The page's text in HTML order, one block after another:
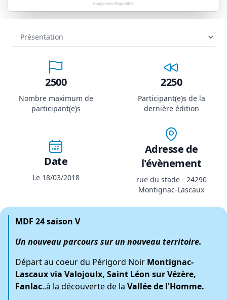
2500
Nombre maximum de
participant(e)s
2250
Participant(e)s de la
dernière édition
Date
Le 18/03/2018
Adresse de
l'évènement
rue du stade - 24290
Montignac-Lascaux
MDF 24 saison V
Un nouveau parcours sur un nouveau territoire.
Départ au coeur du Périgord Noir Montignac-
Lascaux via Valojoulx, Saint Léon sur Vézère,
Fanlac..à la découverte de la Vallée de l'Homme.